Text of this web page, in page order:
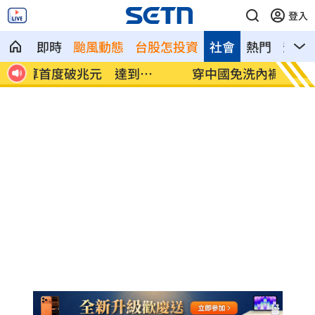
登入
即時 颱風動態 台股怎投資 熱門 影音
社會
穿中國免洗內褲「突整件掉地上」 OL崩
潰
白海